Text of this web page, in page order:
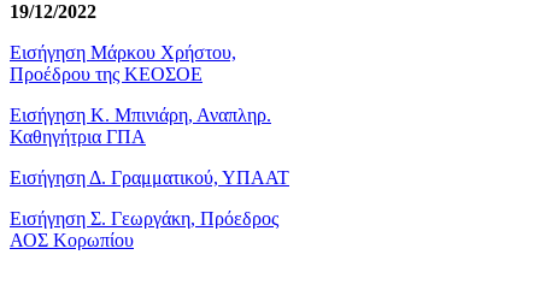
19/12/2022
Εισήγηση Μάρκου Χρήστου,
Προέδρου της ΚΕΟΣΟΕ
Εισήγηση Κ. Μπινιάρη, Αναπληρ.
Καθηγήτρια ΓΠΑ
Εισήγηση Δ. Γραμματικού, ΥΠΑΑΤ
Εισήγηση Σ. Γεωργάκη, Πρόεδρος
ΑΟΣ Κορωπίου